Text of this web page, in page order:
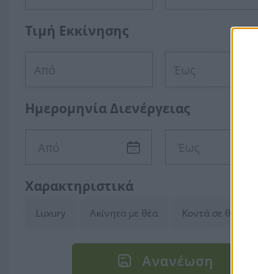
Τιμή Εκκίνησης
Ημερομηνία Διενέργειας
Χαρακτηριστικά
Luxury Ακίνητο με θέα Κοντά σε θάλασσα
Ανανέωση